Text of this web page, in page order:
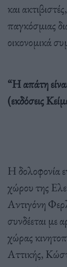
και
παγκόσμιας
οικονομικά
“Η απάτη
(εκδόσεις
Η δολοφονία
χώρου της
Αντιγόνη
συνδέεται με
χώρας
Αττικής,